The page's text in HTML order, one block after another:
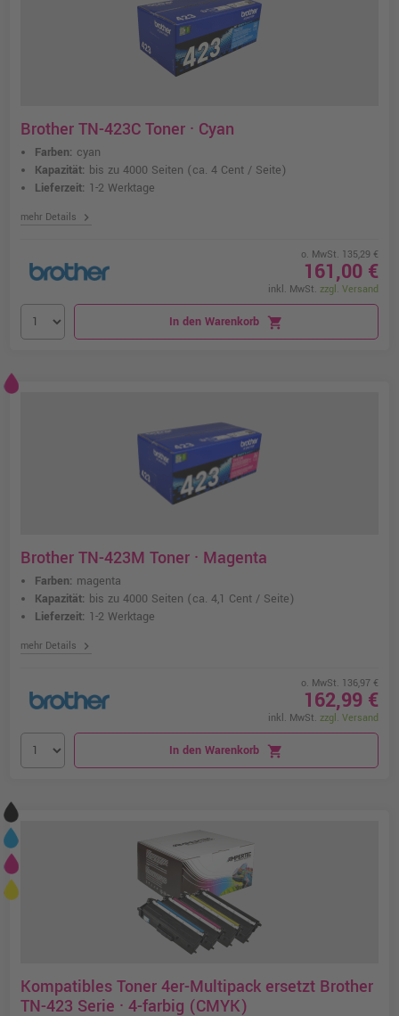
Brother TN-423C Toner · Cyan
Farben: cyan
Kapazität: bis zu 4000 Seiten (ca. 4 Cent / Seite)
Lieferzeit: 1-2 Werktage
mehr Details chevron_right
o. MwSt. 135,29 €
161,00 €
inkl. MwSt. zzgl. Versand
In den Warenkorb shopping_cart
Brother TN-423M Toner · Magenta
Farben: magenta
Kapazität: bis zu 4000 Seiten (ca. 4,1 Cent / Seite)
Lieferzeit: 1-2 Werktage
mehr Details chevron_right
o. MwSt. 136,97 €
162,99 €
inkl. MwSt. zzgl. Versand
In den Warenkorb shopping_cart
Kompatibles Toner 4er-Multipack ersetzt Brother
TN-423 Serie · 4-farbig (CMYK)